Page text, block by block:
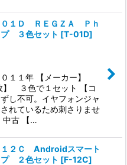
１Ｄ ＲＥＧＺＡ Ｐｈ
３色セット [T-01D]
１１年 【メーカー】
】 ３色で１セット 【コ
不可。イヤフォンジャ
れているため刺さりませ
中古 【…
２Ｃ Androidスマート
２色セット [F-12C]